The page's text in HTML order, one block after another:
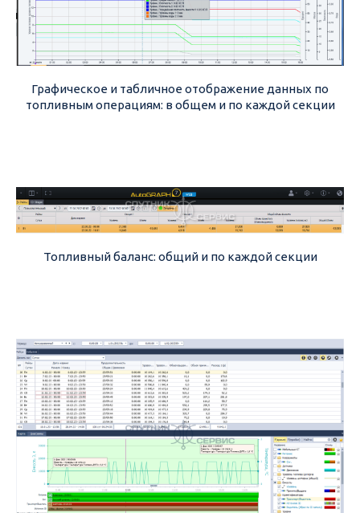
Графическое и табличное отображение данных по
топливным операциям: в общем и по каждой секции
Топливный баланс: общий и по каждой секции